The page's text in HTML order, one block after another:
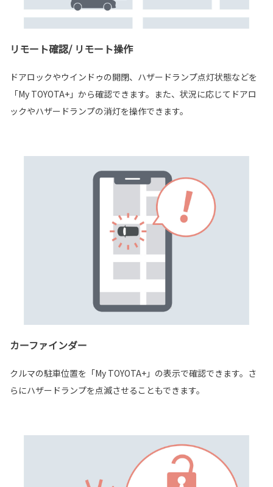
リモート確認/ リモート操作
ドアロックやウインドゥの開閉、ハザードランプ点灯状態などを
「My TOYOTA+」から確認できます。また、状況に応じてドアロ
ックやハザードランプの消灯を操作できます。
カーファインダー
クルマの駐車位置を「My TOYOTA+」の表示で確認できます。さ
らにハザードランプを点滅させることもできます。